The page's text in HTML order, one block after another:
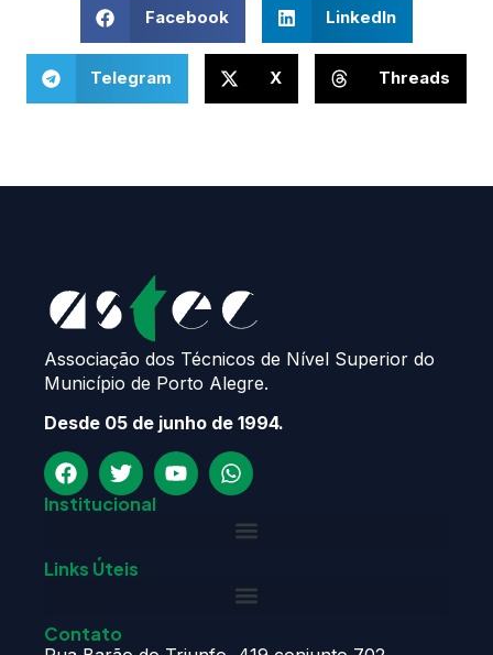
Facebook LinkedIn
Telegram X Threads
Associação dos Técnicos de Nível Superior do
Município de Porto Alegre.
Desde 05 de junho de 1994.
Institucional
Links Úteis
Contato